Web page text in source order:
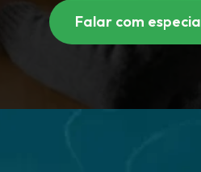
Falar com